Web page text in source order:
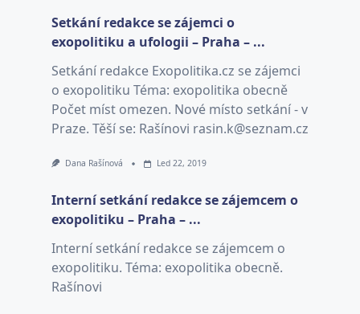
Setkání redakce se zájemci o
exopolitiku a ufologii – Praha – ...
Setkání redakce Exopolitika.cz se zájemci
o exopolitiku Téma: exopolitika obecně
Počet míst omezen. Nové místo setkání - v
Praze. Těší se: Rašínovi rasin.k@seznam.cz
Dana Rašínová Led 22, 2019
Interní setkání redakce se zájemcem o
exopolitiku – Praha – ...
Interní setkání redakce se zájemcem o
exopolitiku. Téma: exopolitika obecně.
Rašínovi